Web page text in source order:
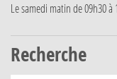
Le samedi matin de 09h30 à
Recherche